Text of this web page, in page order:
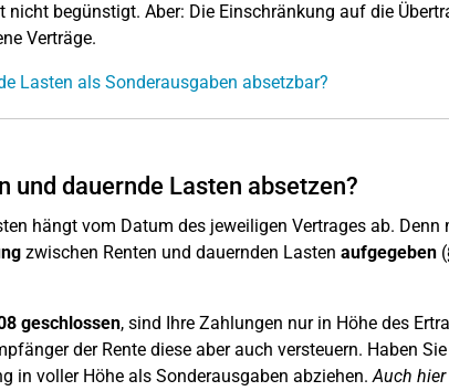
begünstigt. Aber: Die Einschränkung auf die
Verträge.
Lasten als Sonderausgaben absetzbar?
und dauernde Lasten absetzen?
hängt vom Datum des jeweiligen Vertrages ab. Denn
zwischen Renten und dauernden Lasten aufgegeben
geschlossen, sind Ihre Zahlungen nur in Höhe des
der Rente diese aber auch versteuern. Haben
in voller Höhe als Sonderausgaben abziehen. Auch